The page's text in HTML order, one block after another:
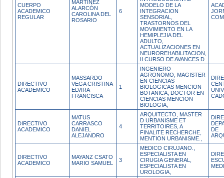
CUERPO
ACADEMICO
REGULAR
MARTÍNEZ
ALARCÓN
CAROLINA DEL
ROSARIO
6
MODELO DE LA
INTEGRACION
SENSORIAL,
TRASTORNOS DEL
MOVIMIENTO EN LA
HEMIPLEJIA DEL
ADULTO,
ACTUALIZACIONES EN
NEUROREHABILITACION,
II CURSO DE AVANCES D
DIRECTIVO
ACADEMICO
MASSARDO
VEGA CRISTINA
ELVIRA
FRANCISCA
1
INGENIERO
AGRONOMO, MAGISTER
EN CIENCIAS
BIOLOGICAS MENCION
BOTANICA, DOCTOR EN
CIENCIAS MENCION
BIOLOGIA,
DIRECTIVO
ACADEMICO
MATUS
CARRASCO
DANIEL
ALEJANDRO
4
ARQUITECTO, MASTER
D URBANISME ET
TERRITOIRES, A
FINALITE RECHERCHE,
MENTION URBANISME.,
DE
DIRECTIVO
ACADEMICO
MAYANZ CSATO
MARIO SAMUEL
3
MEDICO CIRUJANO.,
ESPECIALISTA EN
CIRUGIA GENERAL,
ESPECIALISTA EN
UROLOGIA,